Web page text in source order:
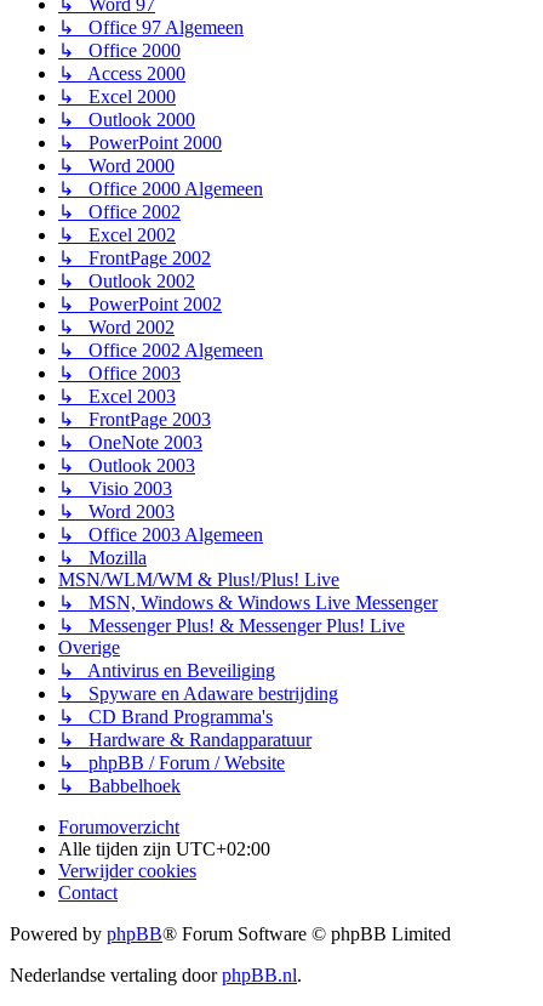
↳ Word 97
↳ Office 97 Algemeen
↳ Office 2000
↳ Access 2000
↳ Excel 2000
↳ Outlook 2000
↳ PowerPoint 2000
↳ Word 2000
↳ Office 2000 Algemeen
↳ Office 2002
↳ Excel 2002
↳ FrontPage 2002
↳ Outlook 2002
↳ PowerPoint 2002
↳ Word 2002
↳ Office 2002 Algemeen
↳ Office 2003
↳ Excel 2003
↳ FrontPage 2003
↳ OneNote 2003
↳ Outlook 2003
↳ Visio 2003
↳ Word 2003
↳ Office 2003 Algemeen
↳ Mozilla
MSN/WLM/WM & Plus!/Plus! Live
↳ MSN, Windows & Windows Live Messenger
↳ Messenger Plus! & Messenger Plus! Live
Overige
↳ Antivirus en Beveiliging
↳ Spyware en Adaware bestrijding
↳ CD Brand Programma's
↳ Hardware & Randapparatuur
↳ phpBB / Forum / Website
↳ Babbelhoek
Forumoverzicht
Alle tijden zijn UTC+02:00
Verwijder cookies
Contact
Powered by phpBB® Forum Software © phpBB Limited
Nederlandse vertaling doorphpBB.nl.